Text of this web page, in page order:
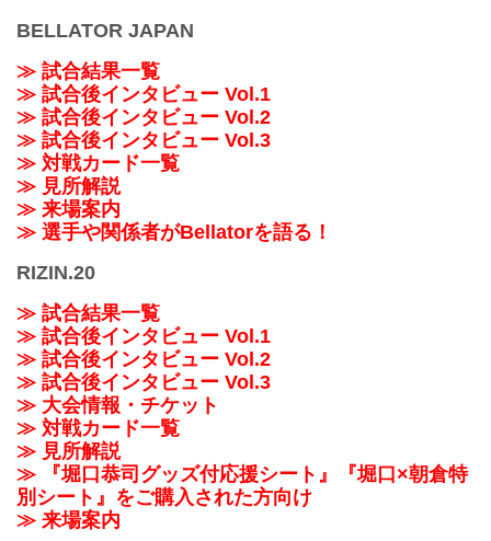
BELLATOR JAPAN
≫ 試合結果一覧
≫ 試合後インタビュー Vol.1
≫ 試合後インタビュー Vol.2
≫ 試合後インタビュー Vol.3
≫ 対戦カード一覧
≫ 見所解説
≫ 来場案内
≫ 選手や関係者がBellatorを語る！
RIZIN.20
≫ 試合結果一覧
≫ 試合後インタビュー Vol.1
≫ 試合後インタビュー Vol.2
≫ 試合後インタビュー Vol.3
≫ 大会情報・チケット
≫ 対戦カード一覧
≫ 見所解説
≫ 『堀口恭司グッズ付応援シート』『堀口×朝倉特
別シート』をご購入された方向け
≫ 来場案内